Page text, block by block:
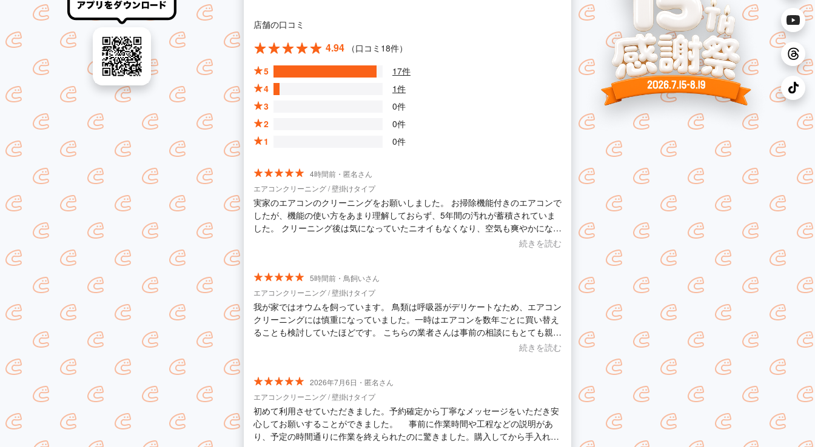
店舗の口コミ
4.94
（口コミ18件）
5
17件
4
1件
3
0件
2
0件
1
0件
4時間前・匿名さん
エアコンクリーニング / 壁掛けタイプ
実家のエアコンのクリーニングをお願いしました。 お掃除機能付きのエアコンで
したが、機能の使い方をあまり理解しておらず、5年間の汚れが蓄積されていま
した。 クリーニング後は気になっていたニオイもなくなり、空気も爽やかになっ
たようです。 また、担当してくださった方もとても感じが良く、作業をしながら
続きを読む
5時間前・鳥飼いさん
エアコンクリーニング / 壁掛けタイプ
我が家ではオウムを飼っています。 鳥類は呼吸器がデリケートなため、エアコン
クリーニングには慎重になっていました。一時はエアコンを数年ごとに買い替え
ることも検討していたほどです。 こちらの業者さんは事前の相談にもとても親身
に乗ってくださり、今回は天然由来成分の洗剤を使用し、しっかりとすすぐな
た。 エアコン内部に長年蓄積していた鳥の脂粉も、きれいに取り除け、エアコン
の風もちゃんと出るようになりました。 クリーニング中は念のため愛鳥を別室に
移し、作業終了後も2〜3時間ほど別室で過ごしてもらい、その間、エアコンを送
風運転して内部をしっかり乾燥させてから、元の部屋に戻しました。 クリーニン
グから数週間経ちましたが、愛鳥も変わらず毎日元気に過ごしています。 鳥を飼
続きを読む
2026年7月6日・匿名さん
エアコンクリーニング / 壁掛けタイプ
初めて利用させていただきました。予約確定から丁寧なメッセージをいただき安
心してお願いすることができました。 事前に作業時間や工程などの説明があ
り、予定の時間通りに作業を終えられたのに驚きました。購入してから手入れを